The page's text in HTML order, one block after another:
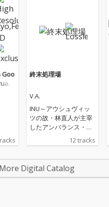
Goo
終末処理場
V.A.
INU～アウシュヴィッ
ツの故・林直人が主宰
したアンバランス・レ
コードから1980年にリ
リースされた伝説のノ
ンアルバム「終末処理
場」
12 tracks
Digital Catalog